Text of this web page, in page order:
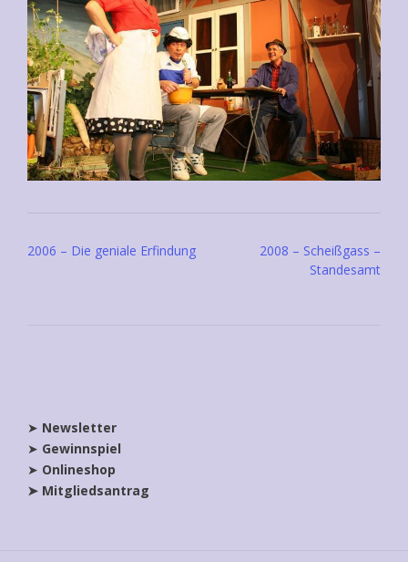
Post
2006 – Die geniale Erfindung
2008 – Scheißgass –
Standesamt
➤ Newsletter
➤ Gewinnspiel
➤ Onlineshop
➤ Mitgliedsantrag